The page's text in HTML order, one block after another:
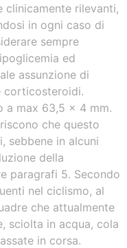
rilevanti,
in ogni caso di
sempre
ed
assunzione di
corticosteroidi.
a max 63,5 x 4 mm.
che questo
sebbene in alcuni
della
paragrafi 5. Secondo
nel ciclismo, al
che attualmente
sciolta in acqua, cola
in corsa.